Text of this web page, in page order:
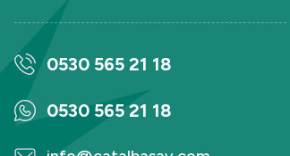
0530 565 21 18
0530 565 21 18